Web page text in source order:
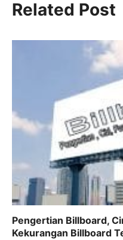
e
b
er l
s
A
p
p
Related Post
Pengertian Billboard,
Kekurangan Billboard